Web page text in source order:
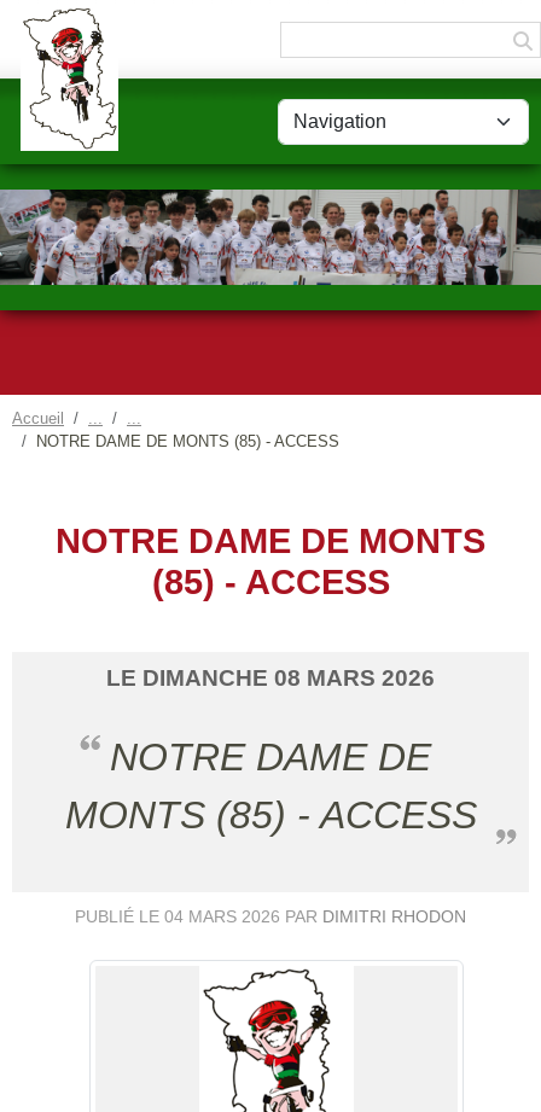
Accueil
NOTRE DAME DE MONTS (85) - ACCESS
NOTRE DAME DE MONTS
(85) - ACCESS
LE DIMANCHE 08 MARS 2026
NOTRE DAME DE
MONTS (85) - ACCESS
PUBLIÉ LE 04 MARS 2026 PAR DIMITRI RHODON
Panneau de gestion des cookies